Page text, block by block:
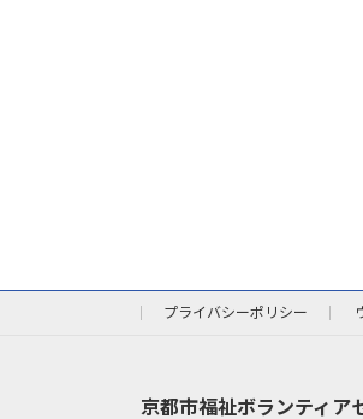
プライバシーポリシー
京都市福祉ボランティア